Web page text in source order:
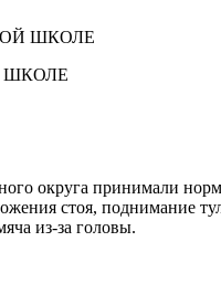
ШКОЛЕ
округа принимали
стоя, поднимание
из-за головы.